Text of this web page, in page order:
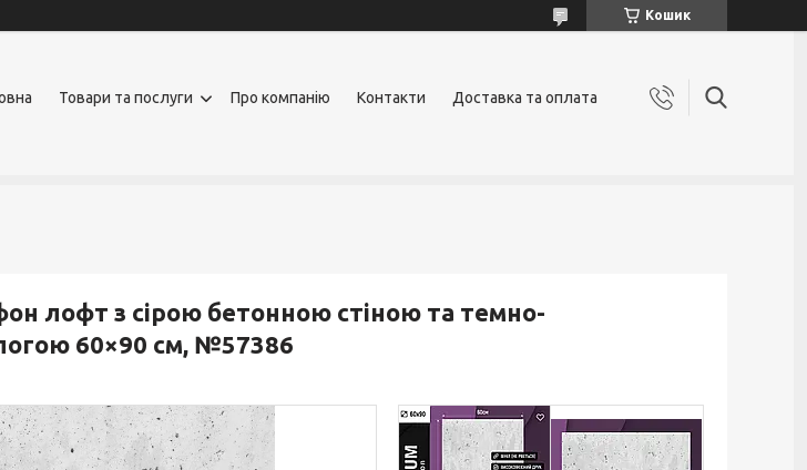
Кошик
Товари та послуги Про компанію Контакти Доставка та оплата
лофт з сірою бетонною стіною та темно-
60×90 см, №57386